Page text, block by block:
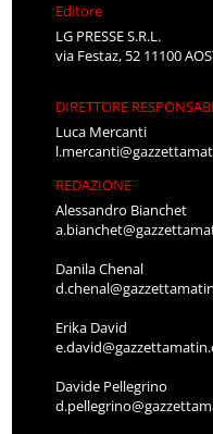
Editore
LG PRESSE S.R.L.
via Festaz, 52 11100
DIRETTORE
Luca Mercanti
REDAZIONE
Alessandro Bianchet
Danila Chenal
Erika David
Davide Pellegrino